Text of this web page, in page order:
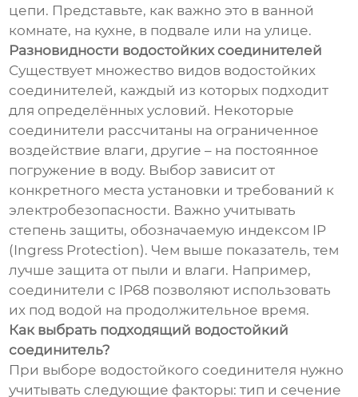
цепи. Представьте, как важно это в ванной
комнате, на кухне, в подвале или на улице.
Разновидности водостойких соединителей
Существует множество видов водостойких
соединителей, каждый из которых подходит
для определённых условий. Некоторые
соединители рассчитаны на ограниченное
воздействие влаги, другие – на постоянное
погружение в воду. Выбор зависит от
конкретного места установки и требований к
электробезопасности. Важно учитывать
степень защиты, обозначаемую индексом IP
(Ingress Protection). Чем выше показатель, тем
лучше защита от пыли и влаги. Например,
соединители с IP68 позволяют использовать
их под водой на продолжительное время.
Как выбрать подходящий водостойкий
соединитель?
При выборе водостойкого соединителя нужно
учитывать следующие факторы: тип и сечение